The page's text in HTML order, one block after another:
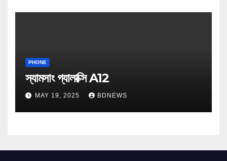
PHONE
স্যামসাং গ্যালাক্সি A12
MAY 19, 2025 BDNEWS